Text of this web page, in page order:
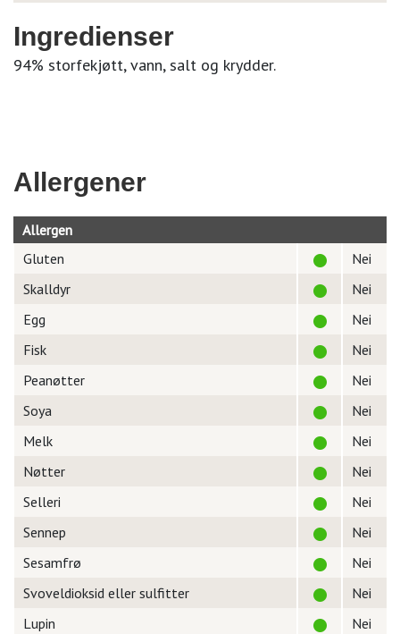
Ingredienser
94% storfekjøtt, vann, salt og krydder.
Allergener
Allergen
Gluten
Nei
Skalldyr
Nei
Egg
Nei
Fisk
Nei
Peanøtter
Nei
Soya
Nei
Melk
Nei
Nøtter
Nei
Selleri
Nei
Sennep
Nei
Sesamfrø
Nei
Svoveldioksid eller sulfitter
Nei
Lupin
Nei